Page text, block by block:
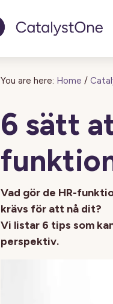
You are here: Home /
6 sätt
Vad gör de HR-
krävs för att nå dit?
Vi listar 6 tips som
perspektiv.